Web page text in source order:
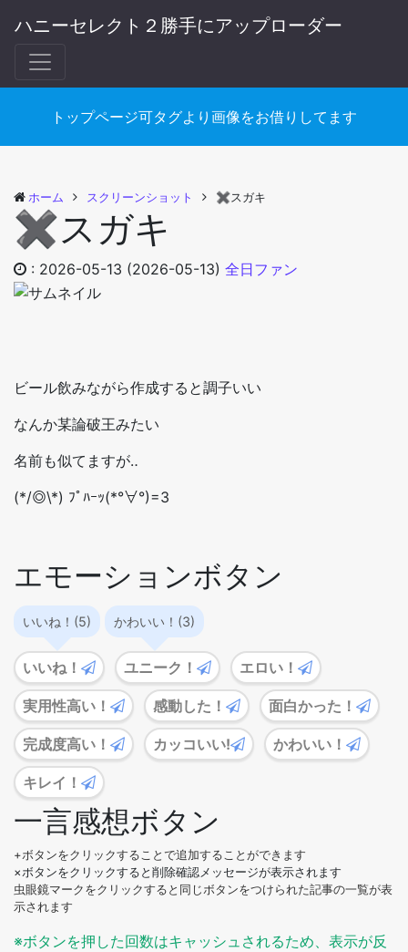
ハニーセレクト２勝手にアップローダー
トップページ可タグより画像をお借りしてます
ホーム スクリーンショット ✖︎スガキ
✖︎スガキ
: 2026-05-13 (2026-05-13) 全日ファン
ビール飲みながら作成すると調子いい
なんか某論破王みたい
名前も似てますが‥
(*/◎\*) ﾌﾟﾊｰｯ(*°∀°)=3
エモーションボタン
いいね！(5) かわいい！(3)
いいね！ ユニーク！ エロい！
実用性高い！ 感動した！ 面白かった！
完成度高い！ カッコいい! かわいい！
キレイ！
一言感想ボタン
+ボタンをクリックすることで追加することができます
×ボタンをクリックすると削除確認メッセージが表示されます
虫眼鏡マークをクリックすると同じボタンをつけられた記事の一覧が表
示されます
※ボタンを押した回数はキャッシュされるため、表示が反